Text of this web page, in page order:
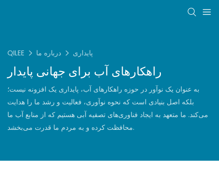
QILEE درباره ما پایداری
راهکارهای آب برای جهانی پایدار
به عنوان یک نوآور در حوزه راهکارهای آب، پایداری یک افزونه نیست؛
بلکه اصل بنیادی است که نحوه نوآوری، فعالیت و رشد ما را هدایت
می‌کند. ما متعهد به ایجاد فناوری‌های تصفیه آبی هستیم که از منابع آب ما
محافظت کرده و به مردم ما قدرت می‌بخشد.